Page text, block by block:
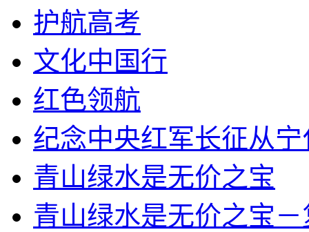
护航高考
文化中国行
红色领航
纪念中央红军长征从
青山绿水是无价之宝
青山绿水是无价之宝－